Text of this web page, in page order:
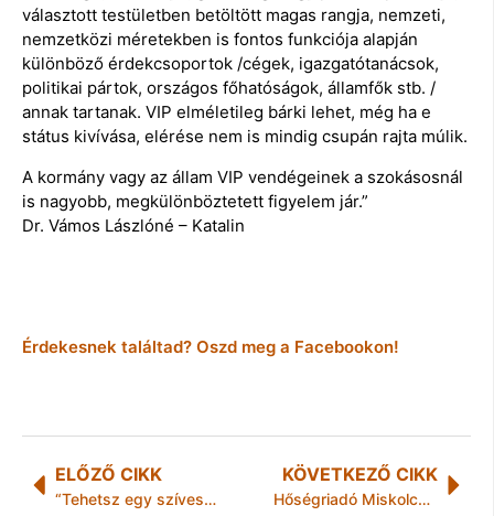
választott testületben betöltött magas rangja, nemzeti,
nemzetközi méretekben is fontos funkciója alapján
különböző érdekcsoportok /cégek, igazgatótanácsok,
politikai pártok, országos főhatóságok, államfők stb. /
annak tartanak. VIP elméletileg bárki lehet, még ha e
státus kivívása, elérése nem is mindig csupán rajta múlik.
A kormány vagy az állam VIP vendégeinek a szokásosnál
is nagyobb, megkülönböztetett figyelem jár.”
Dr. Vámos Lászlóné – Katalin
Érdekesnek találtad? Oszd meg a Facebookon!
ELŐZŐ CIKK
“Tehetsz egy szívességet!”
KÖVETKEZŐ CIKK
Hőségriadó Miskolcon is